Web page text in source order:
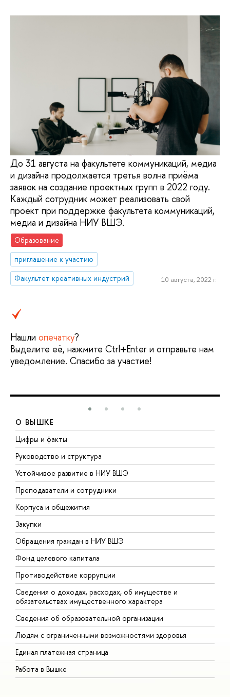
До 31 августа на факультете коммуникаций, медиа
и дизайна продолжается третья волна приёма
заявок на создание проектных групп в 2022 году.
Каждый сотрудник может реализовать свой
проект при поддержке факультета коммуникаций,
медиа и дизайна НИУ ВШЭ.
Образование
приглашение к участию
Факультет креативных индустрий
10 августа, 2022 г.
Нашли опечатку?
Выделите её, нажмите Ctrl+Enter и отправьте нам
уведомление. Спасибо за участие!
О ВЫШКЕ
Цифры и факты
Руководство и структура
Устойчивое развитие в НИУ ВШЭ
Преподаватели и сотрудники
Корпуса и общежития
Закупки
Обращения граждан в НИУ ВШЭ
Фонд целевого капитала
Противодействие коррупции
Сведения о доходах, расходах, об имуществе и
обязательствах имущественного характера
Сведения об образовательной организации
Людям с ограниченными возможностями здоровья
Единая платежная страница
Работа в Вышке